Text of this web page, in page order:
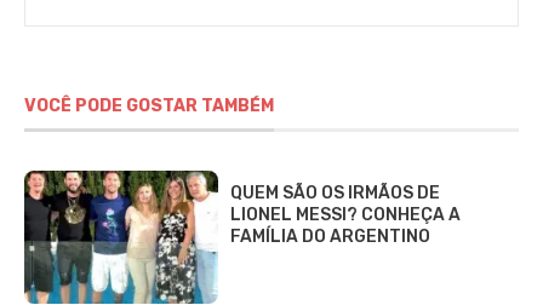
VOCÊ PODE GOSTAR TAMBÉM
QUEM SÃO OS IRMÃOS DE
LIONEL MESSI? CONHEÇA A
FAMÍLIA DO ARGENTINO